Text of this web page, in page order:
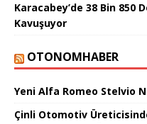
Karacabey’de 38 Bin 850
Kavuşuyor
OTONOMHABER
Yeni Alfa Romeo Stelvio
Çinli Otomotiv